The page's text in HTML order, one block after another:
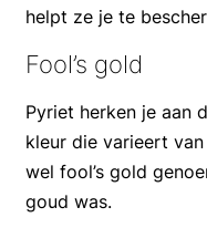
helpt ze je te
Fool’s gold
Pyriet herken je aan
kleur die varieert
wel fool’s gold
goud was.